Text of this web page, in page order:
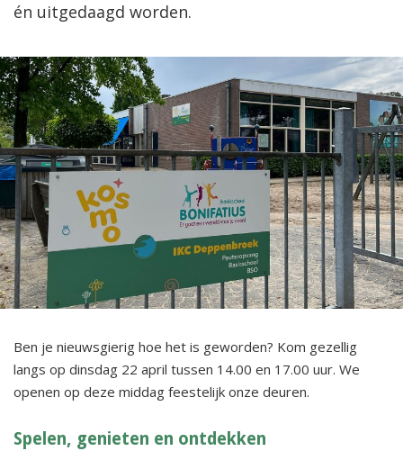
én uitgedaagd worden.
Ben je nieuwsgierig hoe het is geworden? Kom gezellig
langs op dinsdag 22 april tussen 14.00 en 17.00 uur. We
openen op deze middag feestelijk onze deuren.
Spelen, genieten en ontdekken